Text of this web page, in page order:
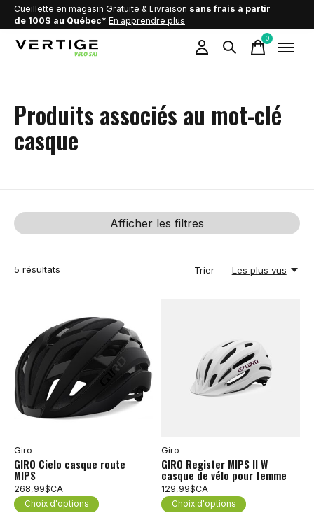
Cueillette en magasin Gratuite & Livraison sans frais à partir
de 100$ au Québec* En apprendre plus
0items
Produits associés au mot-clé
casque
Afficher les filtres
5 résultats Trier — Les plus vus
Giro
GIRO Cielo casque route
MIPS
268,99$CA
Choix d'options
Giro
GIRO Register MIPS II W
casque de vélo pour femme
129,99$CA
Choix d'options